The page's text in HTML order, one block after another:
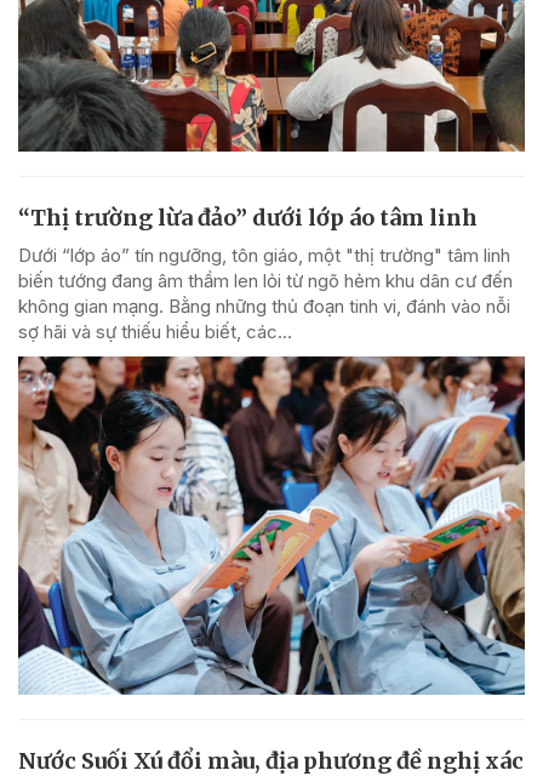
“Thị trường lừa đảo” dưới lớp áo tâm linh
Dưới “lớp áo” tín ngưỡng, tôn giáo, một "thị trường" tâm linh
biến tướng đang âm thầm len lỏi từ ngõ hẻm khu dân cư đến
không gian mạng. Bằng những thủ đoạn tinh vi, đánh vào nỗi
sợ hãi và sự thiếu hiểu biết, các...
Nước Suối Xú đổi màu, địa phương đề nghị xác